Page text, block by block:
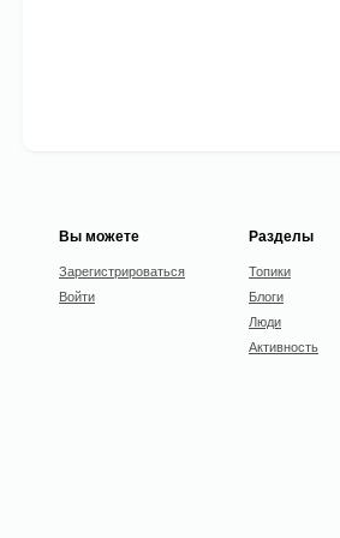
Вы можете
Зарегистрироваться
Войти
Разделы
Топики
Блоги
Люди
Активность